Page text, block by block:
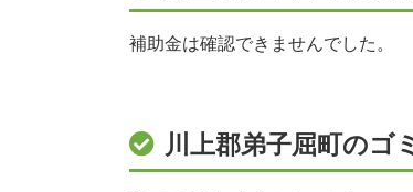
補助金は確認できませんでした。
川上郡弟子屈町のゴ